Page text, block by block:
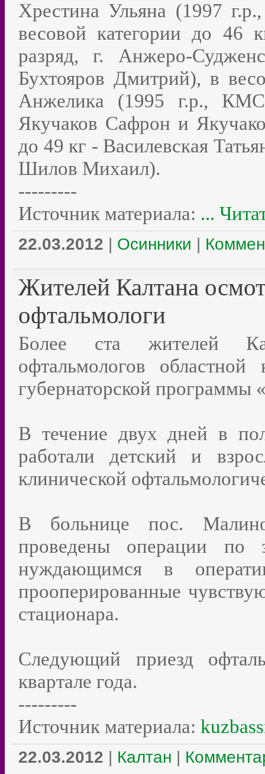
Хрестина Ульяна (1997
весовой категории до 46
разряд, г. Анжеро-
Бухтояров Дмитрий), в
Анжелика (1995 г.р.,
Якучаков Сафрон и
до 49 кг - Василевская
Шилов Михаил).
---------
Источник материала: ...
22.03.2012 | Осинники |
Жителей Калтана
офтальмологи
Более ста жителей
офтальмологов
губернаторской программы
В течение двух дней в
работали детский и
клинической
В больнице пос.
проведены операции по
нуждающимся в
прооперированные
стационара.
Следующий приезд
квартале года.
---------
Источник материала:
22.03.2012 | Калтан |